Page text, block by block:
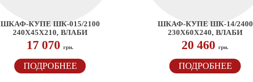
ШКАФ-КУПЕ ШК-015/2100
240Х45Х210, ВЛАБИ
17 070 грн.
ПОДРОБНЕЕ
ШКАФ-КУПЕ ШК-14/2400
230Х60Х240, ВЛАБИ
20 460 грн.
ПОДРОБНЕЕ